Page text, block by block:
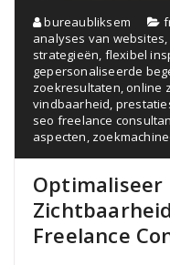
bureaubliksem
analyses van websites,
strategieën, flexibel
gepersonaliseerde
zoekresultaten,online
vindbaarheid,
seo freelance
aspecten,
Optimaliseer
Freelance